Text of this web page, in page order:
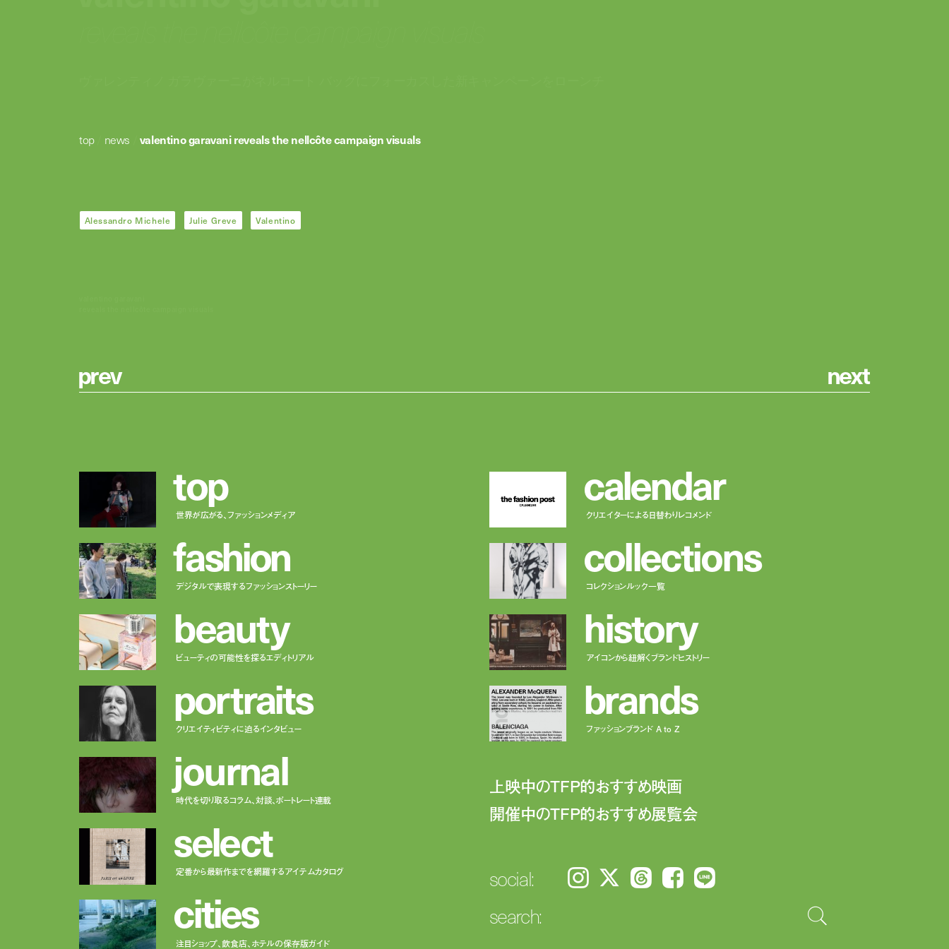
top/ news valentino garavani reveals the nellcôte campaign visuals
Alessandro Michele Julie Greve Valentino
prev next
top
世界が広がる、ファッションメディア
fashion
デジタルで表現するファッションストーリー
beauty
ビューティの可能性を探るエディトリアル
portraits
クリエイティビティに迫るインタビュー
journal
時代を切り取るコラム、対談、ポートレート連載
select
定番から最新作までを網羅するアイテムカタログ
cities
注目ショップ、飲食店、ホテルの保存版ガイド
calendar
クリエイターによる日替わりレコメンド
collections
コレクションルック一覧
history
アイコンから紐解くブランドヒストリー
brands
ファッションブランド A to Z
上映中のTFP的おすすめ映画
開催中のTFP的おすすめ展覧会
social: Instagram 𝕏 Threads Facebook LINE
search: